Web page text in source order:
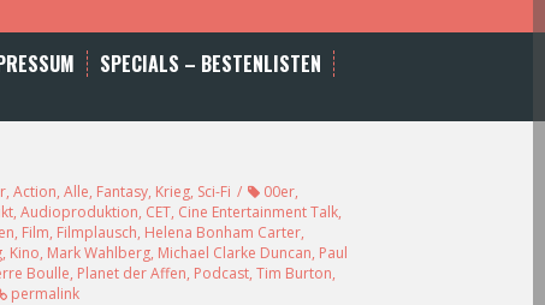
SPECIALS – BESTENLISTEN
, Action, Alle, Fantasy, Krieg, Sci-Fi 00er,
, Audioproduktion, CET, Cine Entertainment Talk,
, Film, Filmplausch, Helena Bonham Carter,
, Kino, Mark Wahlberg, Michael Clarke Duncan, Paul
Boulle, Planet der Affen, Podcast, Tim Burton,
permalink